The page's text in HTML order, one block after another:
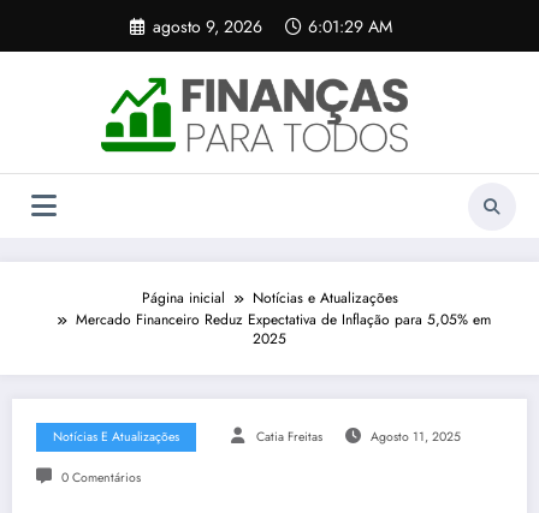
o
agosto 9, 2026 6:01:30 AM
Página inicial
Notícias e Atualizações
Mercado Financeiro Reduz Expectativa de Inflação para 5,05% em
2025
Notícias E Atualizações Catia Freitas Agosto 11, 2025
0 Comentários